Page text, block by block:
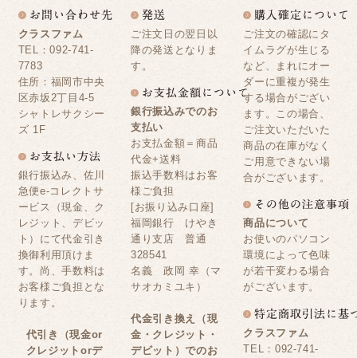
クラスファム
TEL：092-741-
7783
住所：福岡市中央
区赤坂2丁目4-5
シャトレサクシー
ズ 1F
銀行振込み、佐川
急便e-コレクトサ
ービス（現金、ク
レジット、デビッ
ト）にて代金引き
換御利用頂けま
す。尚、手数料は
お客様ご負担とな
ります。
代引き（現金or
クレジットorデ
ご注文日の翌日以
降の発送となりま
す。
銀行振込みでのお
支払い
お支払金額＝商品
代金+送料
振込手数料はお客
様ご負担
[お振り込み口座]
福岡銀行 けやき
通り支店 普通
328541
名義 政岡 幸（マ
サオカミユキ）
代金引き換え（現
金・クレジット・
デビット）でのお
ご注文の確認にタ
イムラグが生じる
など、まれにオー
ダーに重複が発生
する場合がござい
ます。この場合、
ご注文いただいた
商品の在庫がなく
ご用意できない場
合がございます。
商品について
お使いのパソコン
環境によって色味
が若干変わる場合
がございます。
クラスファム
TEL：092-741-